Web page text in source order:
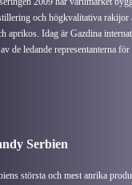
och högkvalitativa rakijor
aprikos. Idag är Gazdina
de ledande representanterna
Serbien
största och mest anrika